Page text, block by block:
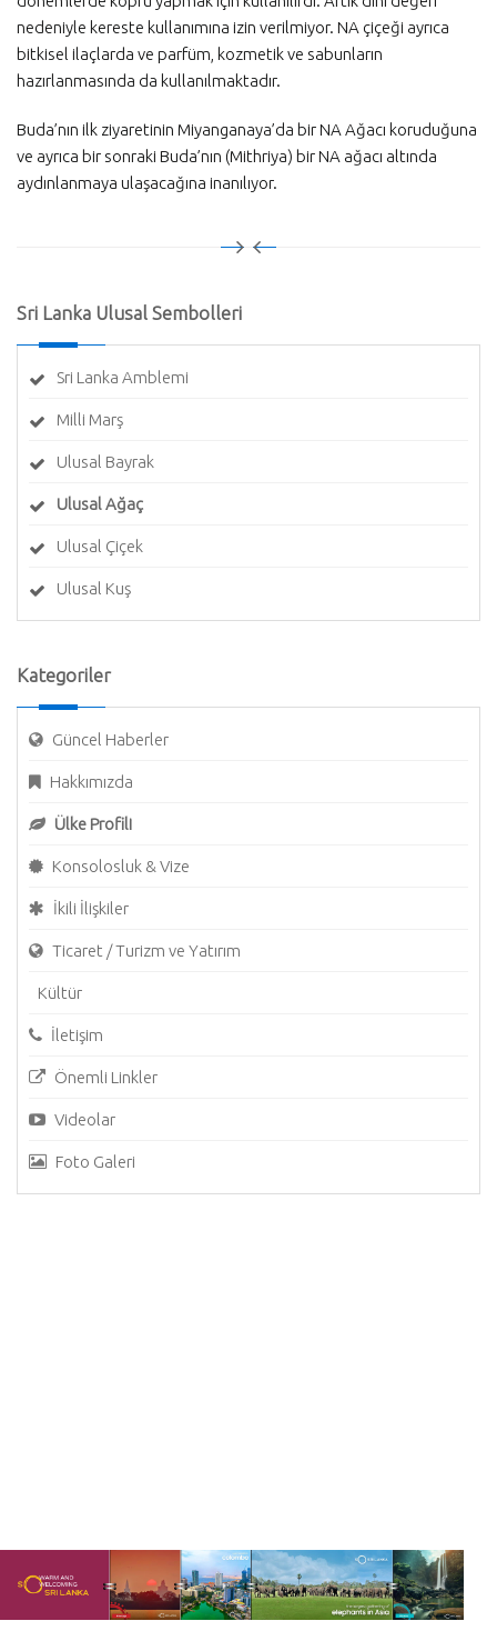
nedeniyle kereste kullanımına izin verilmiyor. NA çiçeği ayrıca
bitkisel ilaçlarda ve parfüm, kozmetik ve sabunların
hazırlanmasında da kullanılmaktadır.
Buda’nın ilk ziyaretinin Miyanganaya’da bir NA Ağacı koruduğuna
ve ayrıca bir sonraki Buda’nın (Mithriya) bir NA ağacı altında
aydınlanmaya ulaşacağına inanılıyor.
Sri Lanka Ulusal Sembolleri
Sri Lanka Amblemi
Milli Marş
Ulusal Bayrak
Ulusal Ağaç
Ulusal Çiçek
Ulusal Kuş
Kategoriler
Güncel Haberler
Hakkımızda
Ülke Profili
Konsolosluk & Vize
İkili İlişkiler
Ticaret / Turizm ve Yatırım
Kültür
İletişim
Önemli Linkler
Videolar
Foto Galeri